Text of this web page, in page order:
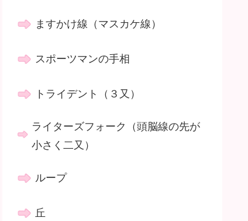
ますかけ線（マスカケ線）
スポーツマンの手相
トライデント（３又）
ライターズフォーク（頭脳線の先が
小さく二又）
ループ
丘